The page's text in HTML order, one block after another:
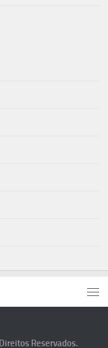
Reservados.